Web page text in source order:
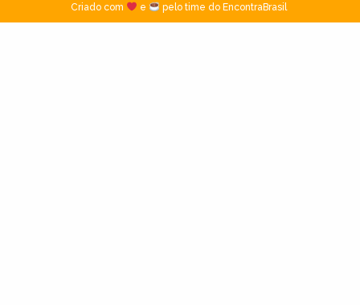
Criado com
e pelo time do EncontraBrasil